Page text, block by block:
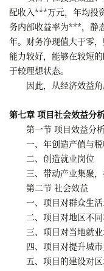
配收入***万元，年均投
务内部收益率为***，静
年。财务净现值大于零
能力较好，能够在较短
于较理想状态。
因此，从经济效益角
第七章 项目社会效益分
第一节 项目效益分
一、年创造产值与税
二、创造就业岗位
三、带动产业集聚，
第二节 社会效益
一、项目对群众生活
二、项目对地区不同
三、项目对当地就业
四、项目对提升城市
五、项目的建设对区